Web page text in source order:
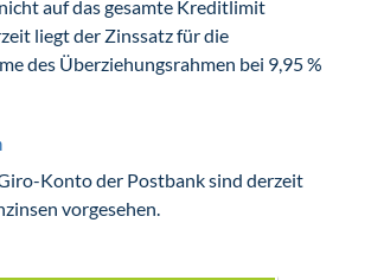
auf das gesamte Kreditlimit
liegt der Zinssatz für die
des Überziehungsrahmen bei 9,95 %
Konto der Postbank sind derzeit
vorgesehen.